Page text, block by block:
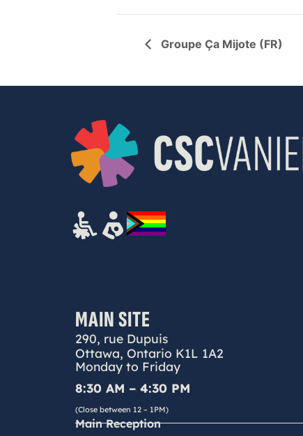
Groupe Ça Mijote (FR)
MAIN SITE
290, rue Dupuis
Ottawa, Ontario K1L 1A2
Monday to Friday
8:30 AM – 4:30 PM
(Close between 12 – 1PM)
Main Reception